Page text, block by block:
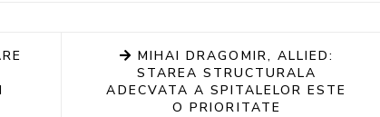
MIHAI DRAGOMIR, ALLIED:
STAREA STRUCTURALA
ADECVATA A SPITALELOR ESTE
O PRIORITATE